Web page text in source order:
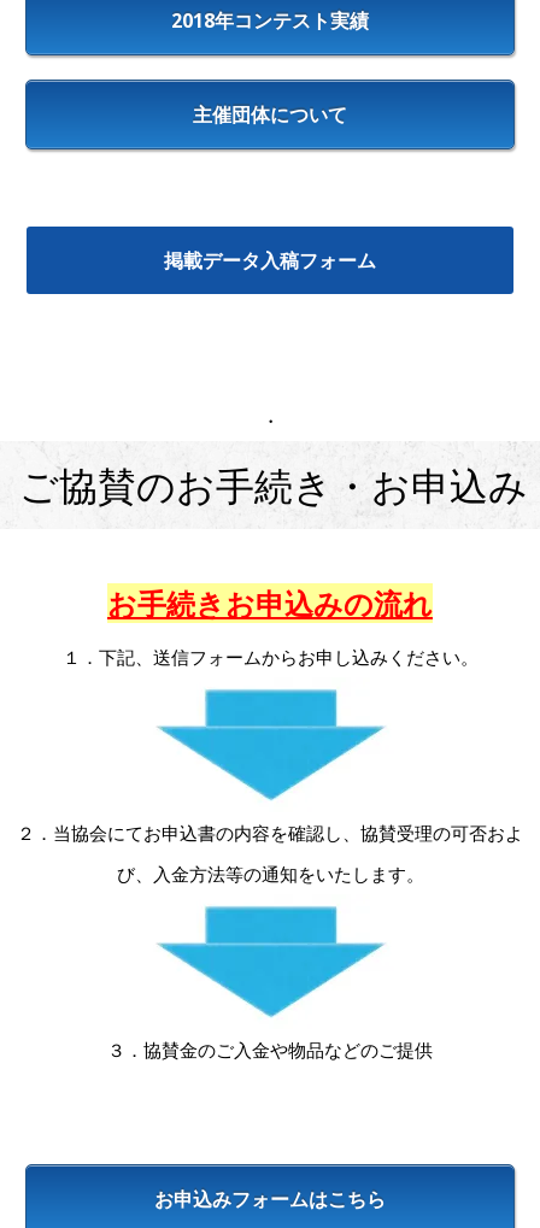
2018年コンテスト実績
主催団体について
掲載データ入稿フォーム
・
ご協賛のお手続き・お申込み
お手続きお申込みの流れ
１．下記、送信フォームからお申し込みください。
２．当協会にてお申込書の内容を確認し、協賛受理の可否およ
び、入金方法等の通知をいたします。
３．協賛金のご入金や物品などのご提供
お申込みフォームはこちら